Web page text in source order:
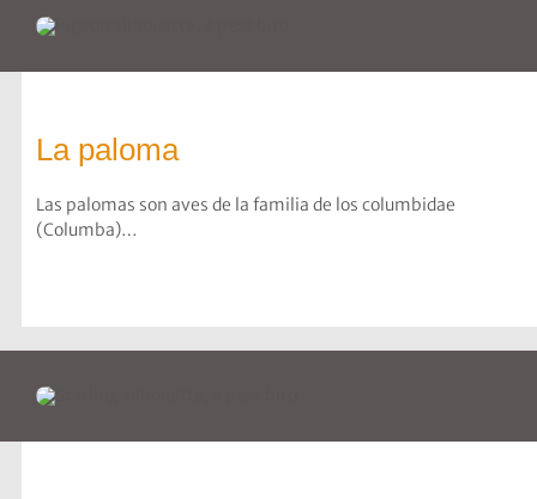
La paloma
Las palomas son aves de la familia de los columbidae
(Columba)…